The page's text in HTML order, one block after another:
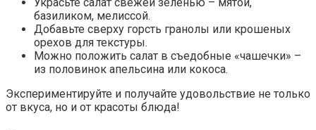
базиликом, мелиссой.
Добавьте сверху горсть гранолы или крошеных
орехов для текстуры.
Можно положить салат в съедобные «чашечки» –
из половинок апельсина или кокоса.
Экспериментируйте и получайте удовольствие не только
от вкуса, но и от красоты блюда!